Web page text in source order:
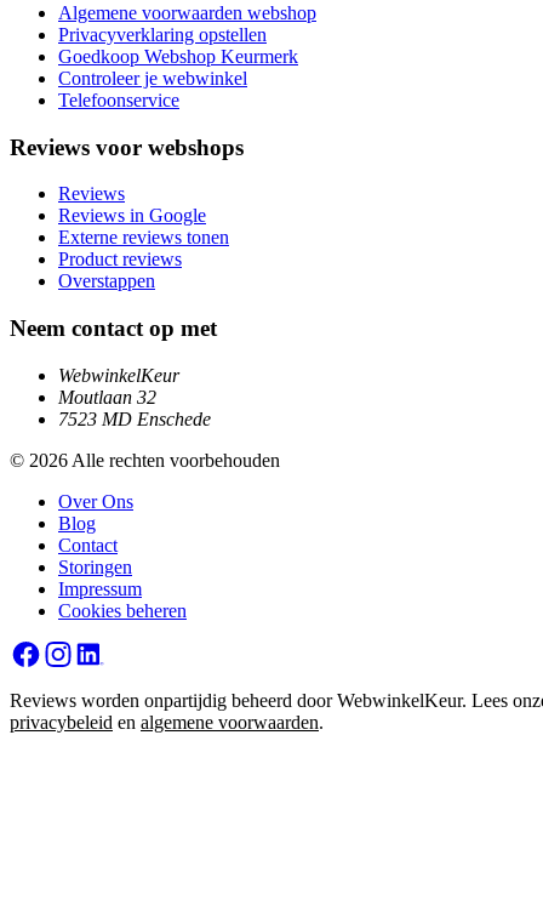
Algemene voorwaarden webshop
Privacyverklaring opstellen
Goedkoop Webshop Keurmerk
Controleer je webwinkel
Telefoonservice
Reviews voor webshops
Reviews
Reviews in Google
Externe reviews tonen
Product reviews
Overstappen
Neem contact op met
WebwinkelKeur
Moutlaan 32
7523 MD Enschede
© 2026 Alle rechten voorbehouden
Over Ons
Blog
Contact
Storingen
Impressum
Cookies beheren
Reviews worden onpartijdig beheerd door WebwinkelKeur. Lees
privacybeleid en algemene voorwaarden.